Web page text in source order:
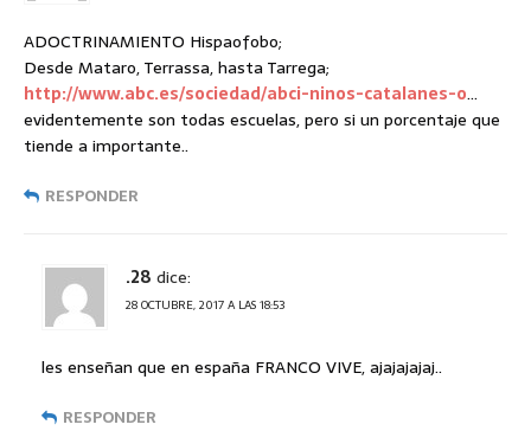
ADOCTRINAMIENTO Hispaofobo;
Desde Mataro, Terrassa, hasta Tarrega;
http://www.abc.es/sociedad/abci-ninos-catalanes-o…
evidentemente son todas escuelas, pero si un porcentaje que
tiende a importante..
RESPONDER
.28 dice:
28 OCTUBRE, 2017 A LAS 18:53
les enseñan que en españa FRANCO VIVE, ajajajajaj..
RESPONDER